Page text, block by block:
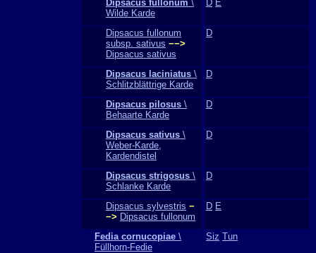
Dipsacus fullonum \
Wilde Karde
D E
Dipsacus fullonum
subsp. sativus −−>
Dipsacus sativus
D
Dipsacus laciniatus \
Schlitzblättrige Karde
D
Dipsacus pilosus \
Behaarte Karde
D
Dipsacus sativus \
Weber-Karde,
Kardendistel
D
Dipsacus strigosus \
Schlanke Karde
D
Dipsacus sylvestris −
−> Dipsacus fullonum
D E
Fedia cornucopiae \
Füllhorn-Fedie
Siz Tun